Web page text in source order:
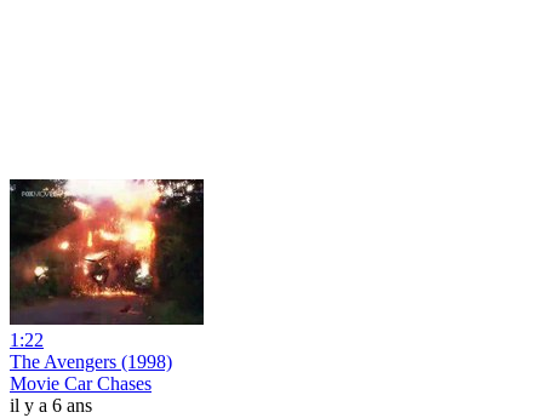
1:22
The Avengers (1998)
Movie Car Chases
il y a 6 ans